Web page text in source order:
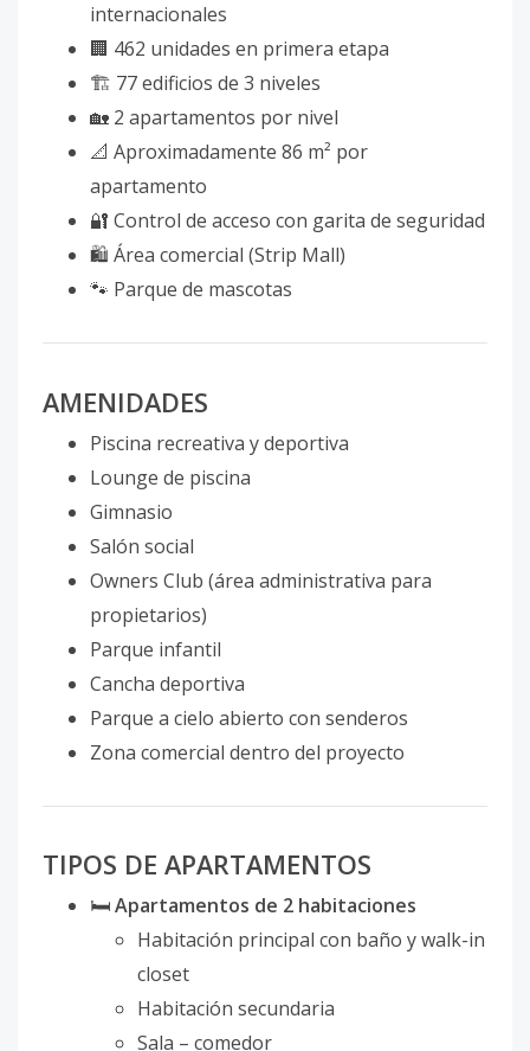
internacionales
🏢 462 unidades en primera etapa
🏗️ 77 edificios de 3 niveles
🏡 2 apartamentos por nivel
📐 Aproximadamente 86 m² por
apartamento
🔐 Control de acceso con garita de seguridad
🛍️ Área comercial (Strip Mall)
🐾 Parque de mascotas
AMENIDADES
Piscina recreativa y deportiva
Lounge de piscina
Gimnasio
Salón social
Owners Club (área administrativa para
propietarios)
Parque infantil
Cancha deportiva
Parque a cielo abierto con senderos
Zona comercial dentro del proyecto
TIPOS DE APARTAMENTOS
🛏️Apartamentos de 2 habitaciones
Habitación principal con baño y walk-in
closet
Habitación secundaria
Sala – comedor